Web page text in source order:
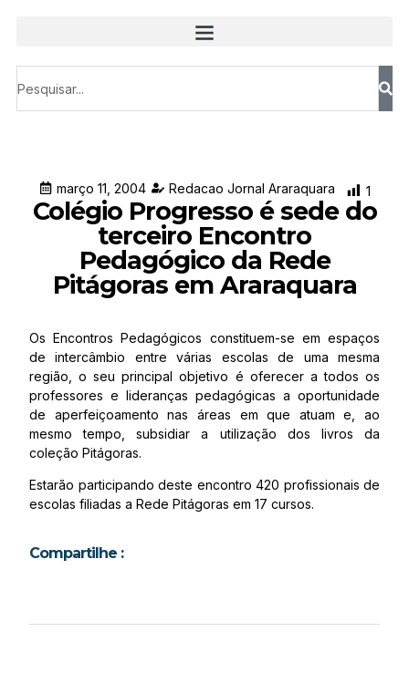
março 11, 2004 Redacao Jornal Araraquara 1
Colégio Progresso é sede do
terceiro Encontro
Pedagógico da Rede
Pitágoras em Araraquara
Os Encontros Pedagógicos constituem-se em espaços
de intercâmbio entre várias escolas de uma mesma
região, o seu principal objetivo é oferecer a todos os
professores e lideranças pedagógicas a oportunidade
de aperfeiçoamento nas áreas em que atuam e, ao
mesmo tempo, subsidiar a utilização dos livros da
coleção Pitágoras.
Estarão participando deste encontro 420 profissionais de
escolas filiadas a Rede Pitágoras em 17 cursos.
Compartilhe :